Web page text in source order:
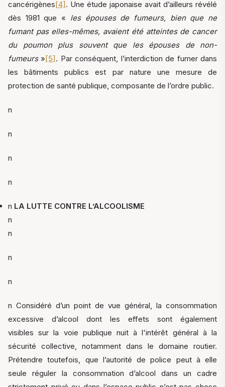
cancérigènes[4] . Une étude japonaise avait d’ailleurs révélé
dès 1981 que « les épouses de fumeurs, bien que ne
fumant pas elles-mêmes, avaient été atteintes de cancer
du poumon plus souvent que les épouses de non-
fumeurs» [5] . Par conséquent, l’interdiction de fumer dans
les bâtiments publics est par nature une mesure de
protection de santé publique, composante de l’ordre public.
n
n
n
n
n LA LUTTE CONTRE L’ALCOOLISME
n
n
n
n
n Considéré d’un point de vue général, la consommation
excessive d’alcool dont les effets sont également
visibles sur la voie publique nuit à l'intérêt général à la
sécurité collective, notamment dans le domaine routier.
Prétendre toutefois, que l’autorité de police peut à elle
seule réguler la consommation d’alcool dans un cadre